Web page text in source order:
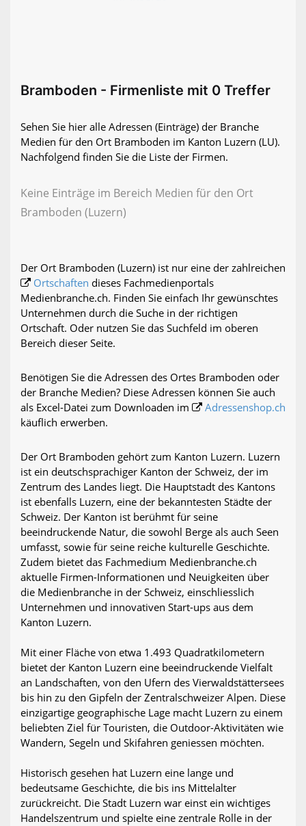
Bramboden - Firmenliste mit 0 Treffer
Sehen Sie hier alle Adressen (Einträge) der Branche
Medien für den Ort Bramboden im Kanton Luzern (LU).
Nachfolgend finden Sie die Liste der Firmen.
Keine Einträge im Bereich Medien für den Ort
Bramboden (Luzern)
Der Ort Bramboden (Luzern) ist nur eine der zahlreichen
Ortschaften dieses Fachmedienportals
Medienbranche.ch. Finden Sie einfach Ihr gewünschtes
Unternehmen durch die Suche in der richtigen
Ortschaft. Oder nutzen Sie das Suchfeld im oberen
Bereich dieser Seite.
Benötigen Sie die Adressen des Ortes Bramboden oder
der Branche Medien? Diese Adressen können Sie auch
als Excel-Datei zum Downloaden im
Adressenshop.ch
käuflich erwerben.
Der Ort Bramboden gehört zum Kanton Luzern. Luzern
ist ein deutschsprachiger Kanton der Schweiz, der im
Zentrum des Landes liegt. Die Hauptstadt des Kantons
ist ebenfalls Luzern, eine der bekanntesten Städte der
Schweiz. Der Kanton ist berühmt für seine
beeindruckende Natur, die sowohl Berge als auch Seen
umfasst, sowie für seine reiche kulturelle Geschichte.
Zudem bietet das Fachmedium Medienbranche.ch
aktuelle Firmen-Informationen und Neuigkeiten über
die Medienbranche in der Schweiz, einschliesslich
Unternehmen und innovativen Start-ups aus dem
Kanton Luzern.
Mit einer Fläche von etwa 1.493 Quadratkilometern
bietet der Kanton Luzern eine beeindruckende Vielfalt
an Landschaften, von den Ufern des Vierwaldstättersees
bis hin zu den Gipfeln der Zentralschweizer Alpen. Diese
einzigartige geographische Lage macht Luzern zu einem
beliebten Ziel für Touristen, die Outdoor-Aktivitäten wie
Wandern, Segeln und Skifahren geniessen möchten.
Historisch gesehen hat Luzern eine lange und
bedeutsame Geschichte, die bis ins Mittelalter
zurückreicht. Die Stadt Luzern war einst ein wichtiges
Handelszentrum und spielte eine zentrale Rolle in der